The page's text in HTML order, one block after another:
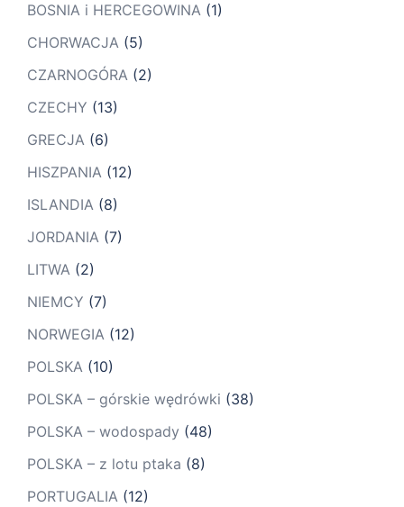
BOSNIA i HERCEGOWINA (1)
CHORWACJA (5)
CZARNOGÓRA (2)
CZECHY (13)
GRECJA (6)
HISZPANIA (12)
ISLANDIA (8)
JORDANIA (7)
LITWA (2)
NIEMCY (7)
NORWEGIA (12)
POLSKA (10)
POLSKA – górskie wędrówki (38)
POLSKA – wodospady (48)
POLSKA – z lotu ptaka (8)
PORTUGALIA (12)